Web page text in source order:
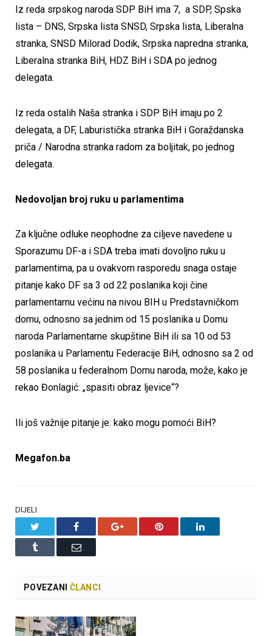
Iz reda srpskog naroda SDP BiH ima 7, a SDP, Spska
lista – DNS, Srpska lista SNSD, Srpska lista, Liberalna
stranka, SNSD Milorad Dodik, Srpska napredna stranka,
Liberalna stranka BiH, HDZ BiH i SDA po jednog
delegata.
Iz reda ostalih Naša stranka i SDP BiH imaju po 2
delegata, a DF, Laburistička stranka BiH i Goraždanska
priča / Narodna stranka radom za boljitak, po jednog
delegata.
Nedovoljan broj ruku u parlamentima
Za ključne odluke neophodne za ciljeve navedene u
Sporazumu DF-a i SDA treba imati dovoljno ruku u
parlamentima, pa u ovakvom rasporedu snaga ostaje
pitanje kako DF sa 3 od 22 poslanika koji čine
parlamentarnu većinu na nivou BIH u Predstavničkom
domu, odnosno sa jednim od 15 poslanika u Domu
naroda Parlamentarne skupštine BiH ili sa 10 od 53
poslanika u Parlamentu Federacije BiH, odnosno sa 2 od
58 poslanika u federalnom Domu naroda, može, kako je
rekao Đonlagić: „spasiti obraz ljevice“?
Ili još važnije pitanje je: kako mogu pomoći BiH?
Megafon.ba
DIJELI.
Facebook Google+ Pinterest LinkedIn
Tumblr Email
POVEZANI ČLANCI